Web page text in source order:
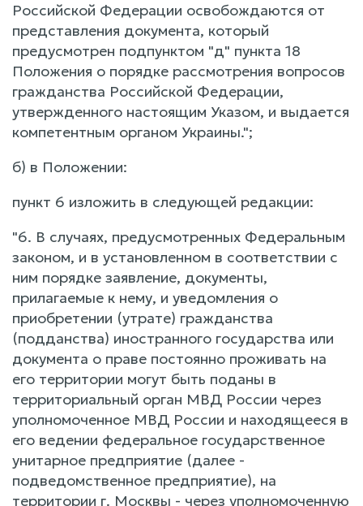
Российской Федерации освобождаются от
представления документа, который
предусмотрен подпунктом "д" пункта 18
Положения о порядке рассмотрения вопросов
гражданства Российской Федерации,
утвержденного настоящим Указом, и выдается
компетентным органом Украины.";
б) в Положении:
пункт 6 изложить в следующей редакции:
"6. В случаях, предусмотренных Федеральным
законом, и в установленном в соответствии с
ним порядке заявление, документы,
прилагаемые к нему, и уведомления о
приобретении (утрате) гражданства
(подданства) иностранного государства или
документа о праве постоянно проживать на
его территории могут быть поданы в
территориальный орган МВД России через
уполномоченное МВД России и находящееся в
его ведении федеральное государственное
унитарное предприятие (далее -
подведомственное предприятие), на
территории г. Москвы - через уполномоченную